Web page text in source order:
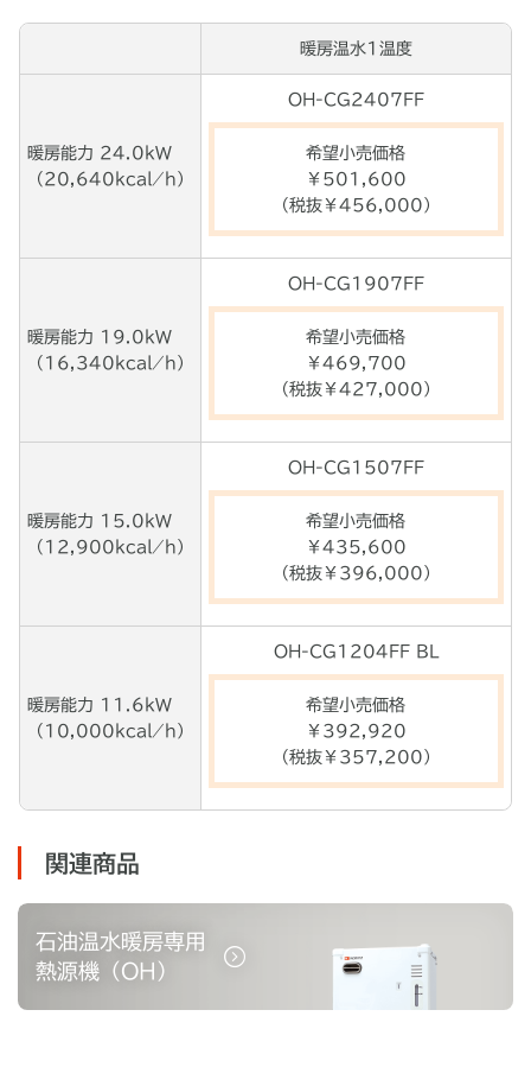
暖房温水1温度
暖房能力 24.0kW
（20,640kcal ⁄ h）
OH-CG2407FF
希望小売価格
￥501,600
（税抜￥456,000）
暖房能力 19.0kW
（16,340kcal ⁄ h）
OH-CG1907FF
希望小売価格
￥469,700
（税抜￥427,000）
暖房能力 15.0kW
（12,900kcal ⁄ h）
OH-CG1507FF
希望小売価格
￥435,600
（税抜￥396,000）
暖房能力 11.6kW
（10,000kcal ⁄ h）
OH-CG1204FF BL
希望小売価格
￥ 392,920
（税抜￥ 357,200 ）
関連商品
石油温水暖房専用
熱源機（OH）